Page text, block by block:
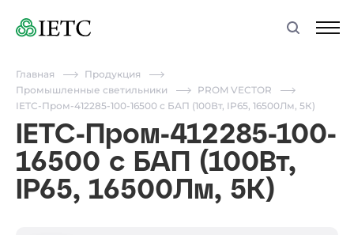
Главная
Продукция
Промышленные светильники
PROM VECTOR
IETC-Пром-412285-100-16500 с БАП (100Вт, IP65, 16500Лм, 5К)
IETC-Пром-412285-100-
16500 с БАП (100Вт,
IP65, 16500Лм, 5К)